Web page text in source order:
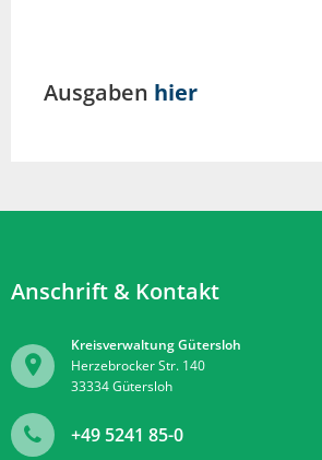
Ausgaben hier
Anschrift & Kontakt
Kreisverwaltung Gütersloh
Herzebrocker Str. 140
33334Gütersloh
+49 5241 85-0